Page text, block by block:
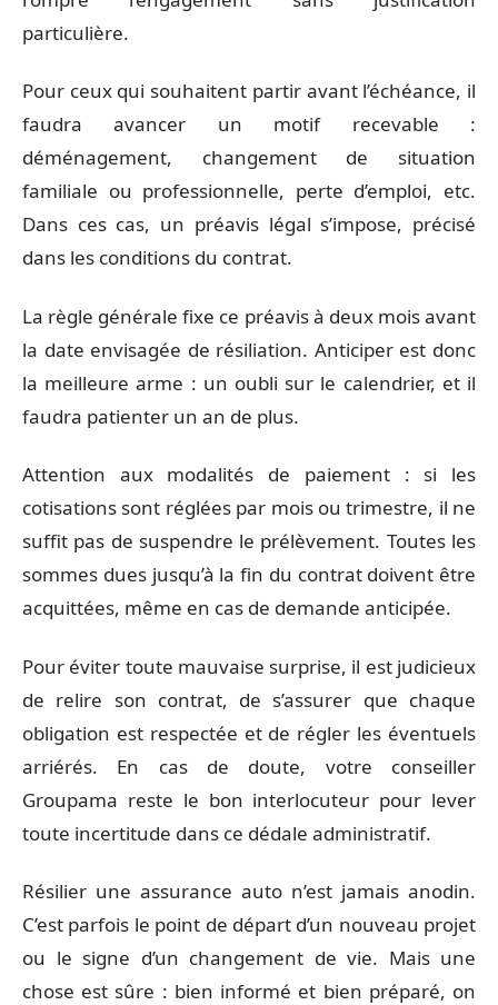
particulière.
Pour ceux qui souhaitent partir avant l’échéance, il
faudra avancer un motif recevable :
déménagement, changement de situation
familiale ou professionnelle, perte d’emploi, etc.
Dans ces cas, un préavis légal s’impose, précisé
dans les conditions du contrat.
La règle générale fixe ce préavis à deux mois avant
la date envisagée de résiliation. Anticiper est donc
la meilleure arme : un oubli sur le calendrier, et il
faudra patienter un an de plus.
Attention aux modalités de paiement : si les
cotisations sont réglées par mois ou trimestre, il ne
suffit pas de suspendre le prélèvement. Toutes les
sommes dues jusqu’à la fin du contrat doivent être
acquittées, même en cas de demande anticipée.
Pour éviter toute mauvaise surprise, il est judicieux
de relire son contrat, de s’assurer que chaque
obligation est respectée et de régler les éventuels
arriérés. En cas de doute, votre conseiller
Groupama reste le bon interlocuteur pour lever
toute incertitude dans ce dédale administratif.
Résilier une assurance auto n’est jamais anodin.
C’est parfois le point de départ d’un nouveau projet
ou le signe d’un changement de vie. Mais une
chose est sûre : bien informé et bien préparé, on